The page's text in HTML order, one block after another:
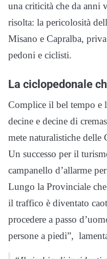
una criticità che da anni
risolta: la pericolosità
Misano e Capralba,
pedoni e ciclisti.
La ciclopedonale
Complice il bel tempo e
decine e decine di
mete naturalistiche delle
Un successo per il
campanello d’allarme
Lungo la Provinciale
il traffico è diventato
procedere a passo
persone a piedi”,